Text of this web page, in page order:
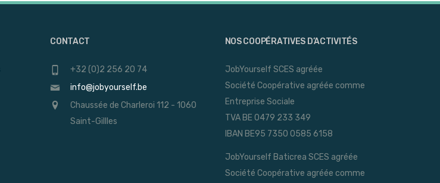
CONTACT
+32 (0)2 256 20 74
info@jobyourself.be
Chaussée de Charleroi 112 - 1060
Saint-Gillles
NOS COOPÉRATIVES D’ACTIVITÉS
JobYourself SCES agréée
Société Coopérative agréée comme
Entreprise Sociale
TVA BE 0479 233 349
IBAN BE95 7350 0585 6158
JobYourself Baticrea SCES agréée
Société Coopérative agréée comme